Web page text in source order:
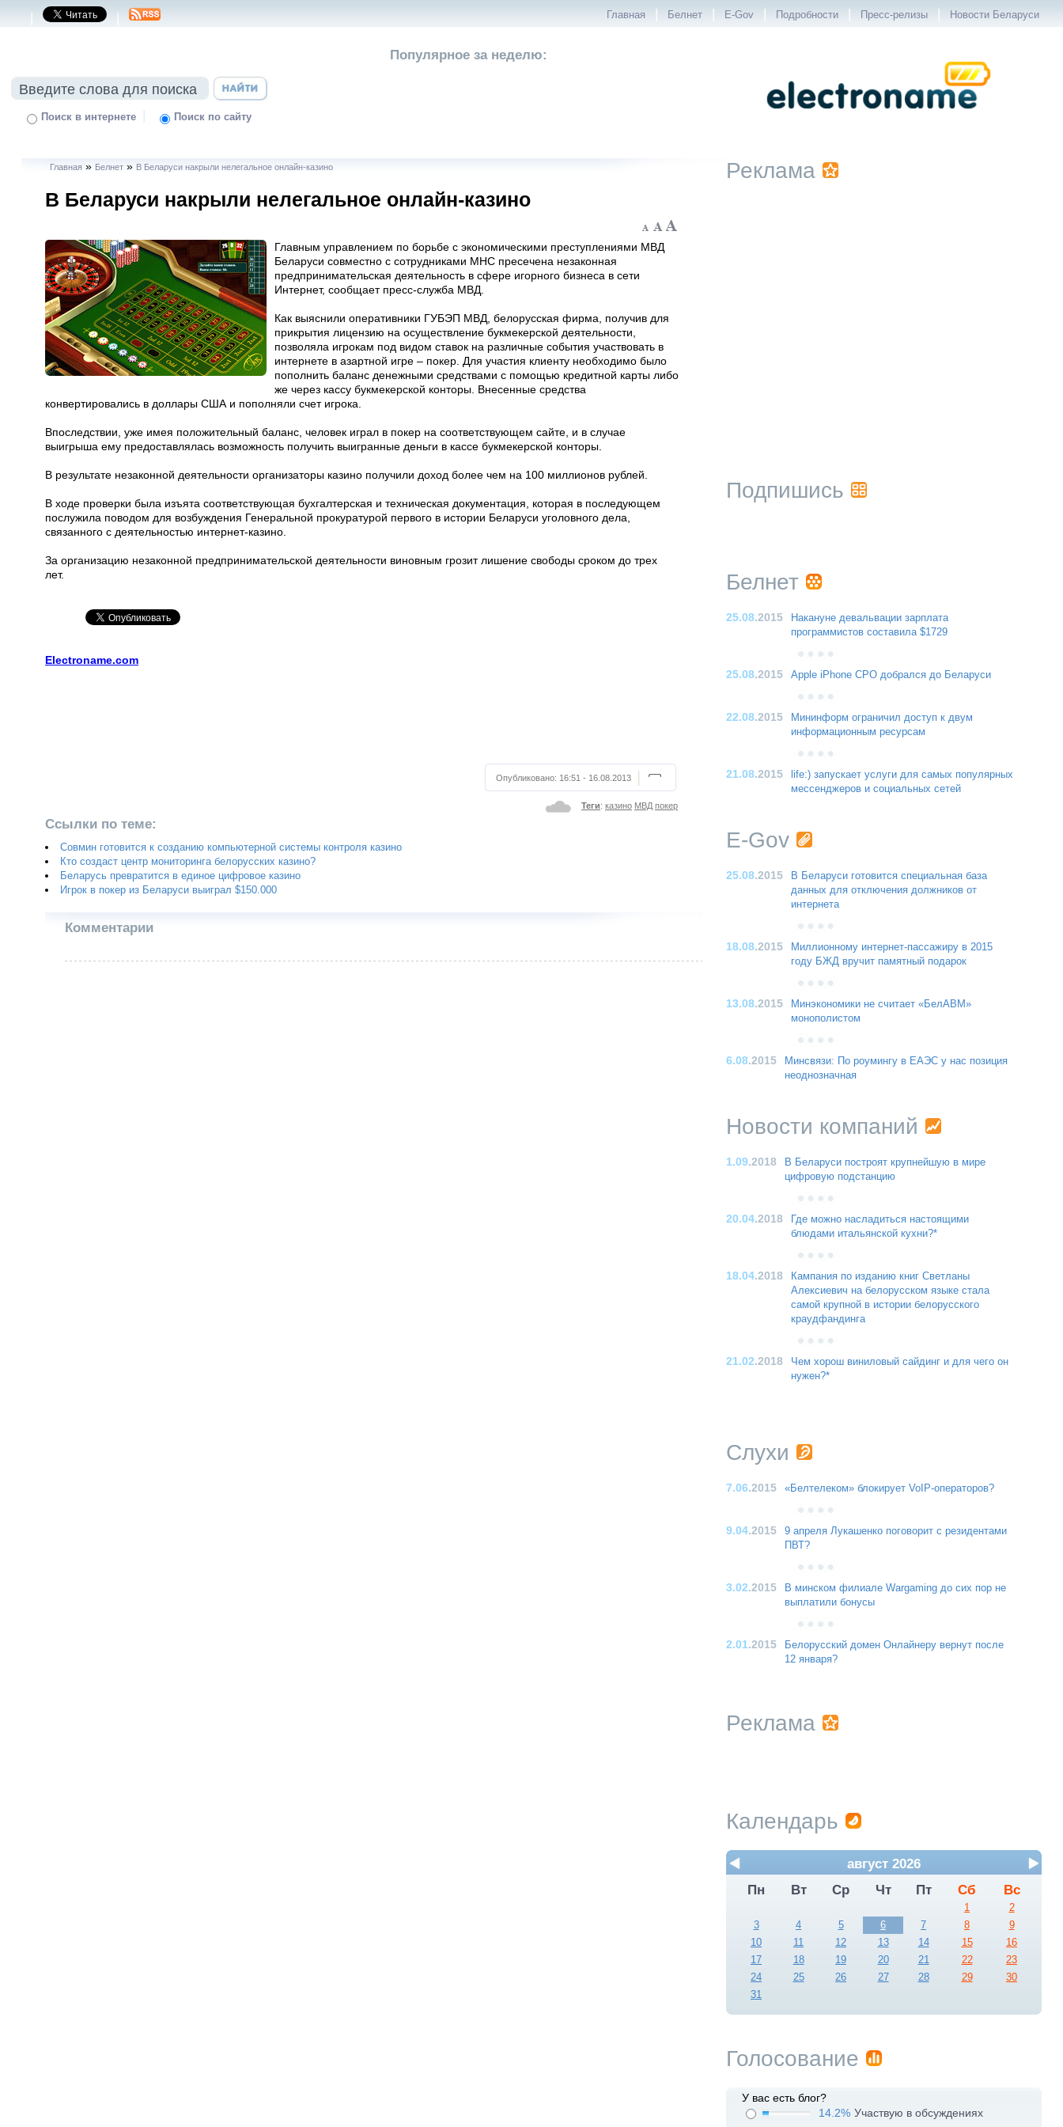
| | Главная | Белнет | E-Gov | Подробности | Пресс-релизы | Новости Беларуси
Поиск в интернете | Поиск по сайту
Популярное за неделю:
Главная » Белнет» В Беларуси накрыли нелегальное онлайн-казино
В Беларуси накрыли нелегальное онлайн-казино
Главным управлением по борьбе с экономическими преступлениями МВД
Беларуси совместно с сотрудниками МНС пресечена незаконная
предпринимательская деятельность в сфере игорного бизнеса в сети
Интернет, сообщает пресс-служба МВД.
Как выяснили оперативники ГУБЭП МВД, белорусская фирма, получив для
прикрытия лицензию на осуществление букмекерской деятельности,
позволяла игрокам под видом ставок на различные события участвовать в
интернете в азартной игре – покер. Для участия клиенту необходимо было
пополнить баланс денежными средствами с помощью кредитной карты либо
же через кассу букмекерской конторы. Внесенные средства
конвертировались в доллары США и пополняли счет игрока.
Впоследствии, уже имея положительный баланс, человек играл в покер на соответствующем сайте, и в случае
выигрыша ему предоставлялась возможность получить выигранные деньги в кассе букмекерской конторы.
В результате незаконной деятельности организаторы казино получили доход более чем на 100 миллионов рублей.
В ходе проверки была изъята соответствующая бухгалтерская и техническая документация, которая в последующем
послужила поводом для возбуждения Генеральной прокуратурой первого в истории Беларуси уголовного дела,
связанного с деятельностью интернет-казино.
За организацию незаконной предпринимательской деятельности виновным грозит лишение свободы сроком до трех
лет.
Electroname.com
Опубликовано: 16:51 - 16.08.2013
Теги: казино МВД покер
Ссылки по теме:
Совмин готовится к созданию компьютерной системы контроля казино
Кто создаст центр мониторинга белорусских казино?
Беларусь превратится в единое цифровое казино
Игрок в покер из Беларуси выиграл $150.000
Комментарии
Реклама
Подпишись
Белнет
25.08.2015
Накануне девальвации зарплата
программистов составила $1729
25.08.2015 Apple iPhone CPO добрался до Беларуси
22.08.2015
Мининформ ограничил доступ к двум
информационным ресурсам
21.08.2015
life:) запускает услуги для самых популярных
мессенджеров и социальных сетей
E-Gov
25.08.2015
В Беларуси готовится специальная база
данных для отключения должников от
интернета
18.08.2015
Миллионному интернет-пассажиру в 2015
году БЖД вручит памятный подарок
13.08.2015
Минэкономики не считает «БелАВМ»
монополистом
6.08.2015
Минсвязи: По роумингу в ЕАЭС у нас позиция
неоднозначная
Новости компаний
1.09.2018
В Беларуси построят крупнейшую в мире
цифровую подстанцию
20.04.2018
Где можно насладиться настоящими
блюдами итальянской кухни?*
18.04.2018
Кампания по изданию книг Светланы
Алексиевич на белорусском языке стала
самой крупной в истории белорусского
краудфандинга
21.02.2018
Чем хорош виниловый сайдинг и для чего он
нужен?*
Слухи
7.06.2015 «Белтелеком» блокирует VoIP-операторов?
9.04.2015
9 апреля Лукашенко поговорит с резидентами
ПВТ?
3.02.2015
В минском филиале Wargaming до сих пор не
выплатили бонусы
2.01.2015
Белорусский домен Онлайнеру вернут после
12 января?
Реклама
Календарь
август 2026
Пн
Вт Ср Чт Пт Сб Вс
1
2
3
4 5 6 7 8
9
10
11 12 13 14 15
16
17
18 19 20 21 22
23
24
25 26 27 28 29
30
31
Голосование
У вас есть блог?
14.2% Участвую в обсуждениях